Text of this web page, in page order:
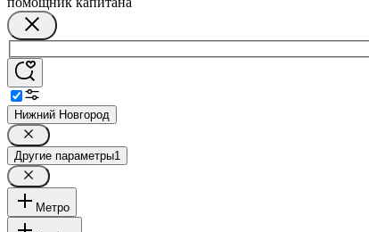
Нижний Новгород
Другие параметры1
Метро